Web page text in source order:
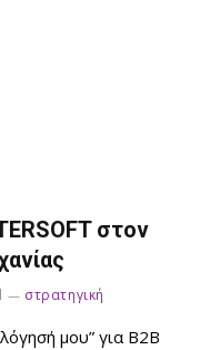
στον
στρατηγική
μου” για B2B